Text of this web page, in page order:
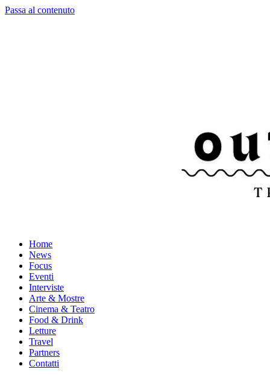
Passa al contenuto
Home
News
Focus
Eventi
Interviste
Arte & Mostre
Cinema & Teatro
Food & Drink
Letture
Travel
Partners
Contatti